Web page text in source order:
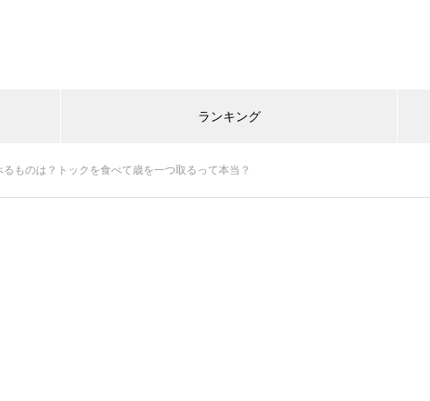
ランキング
ものは？トックを食べて歳を一つ取るって本当？